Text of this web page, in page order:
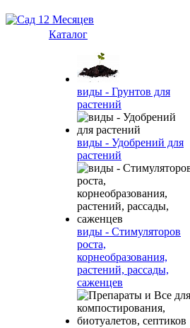
Каталог
виды - Грунтов для
растений
виды - Удобрений для
растений
виды - Стимуляторов
роста,
корнеобразования,
растений, рассады,
саженцев